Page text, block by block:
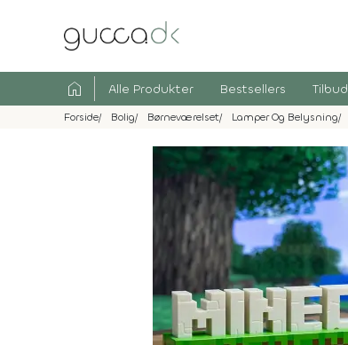
home Alle Produkter Bestsellers Tilbud
Forside Bolig Børneværelset Lamper Og Belysning